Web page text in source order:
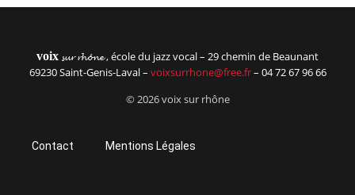
voix sur rhône, école du jazz vocal – 29 chemin de Beaunant
69230 Saint-Genis-Laval – voixsurrhone@free.fr– 04 72 67 96 66
© 2026 voix sur rhône
Contact Mentions Légales